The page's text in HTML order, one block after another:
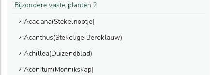
Bijzondere vaste planten 2
Acaeana(Stekelnootje)
Acanthus(Stekelige Bereklauw)
Achillea(Duizendblad)
Aconitum(Monnikskap)